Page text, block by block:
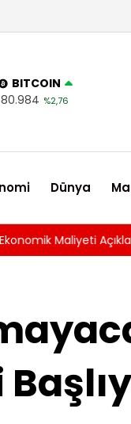
BITCOIN
%2,76
Dünya
Açıklandı